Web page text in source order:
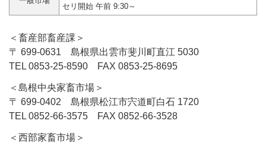
セリ開始 午前 9:30～
＜畜産部畜産課＞
〒 699-0631 島根県出雲市斐川町直江 5030
TEL 0853-25-8590 FAX 0853-25-8695
＜島根中央家畜市場＞
〒 699-0402 島根県松江市宍道町白石 1720
TEL 0852-66-3575 FAX 0852-66-3528
＜西部家畜市場＞